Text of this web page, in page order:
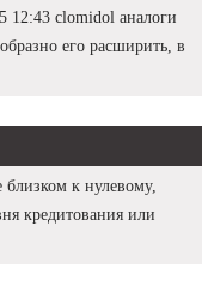
12:43 clomidol аналоги
его расширить, в
близком к нулевому,
кредитования или